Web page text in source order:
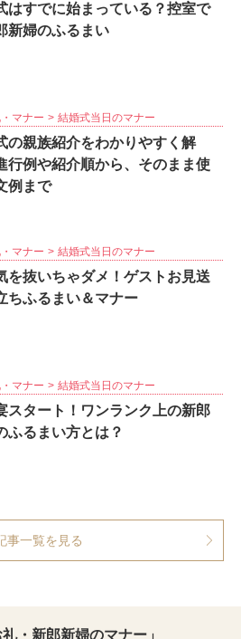
はすでに始まっている？控室で
新婦のふるまい
マナー 結婚式当日のマナー
の親族紹介をわかりやすく解
行例や紹介順から、そのまま使
例まで
マナー 結婚式当日のマナー
を抜いちゃダメ！ゲストお見送
ちふるまい＆マナー
マナー 結婚式当日のマナー
スタート！ワンランク上の新郎
ふるまい方とは？
事一覧を見る
礼・新郎新婦のマナー」